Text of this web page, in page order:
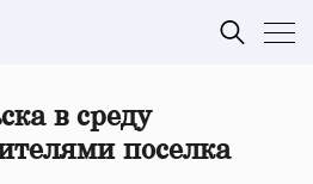
в среду
поселка